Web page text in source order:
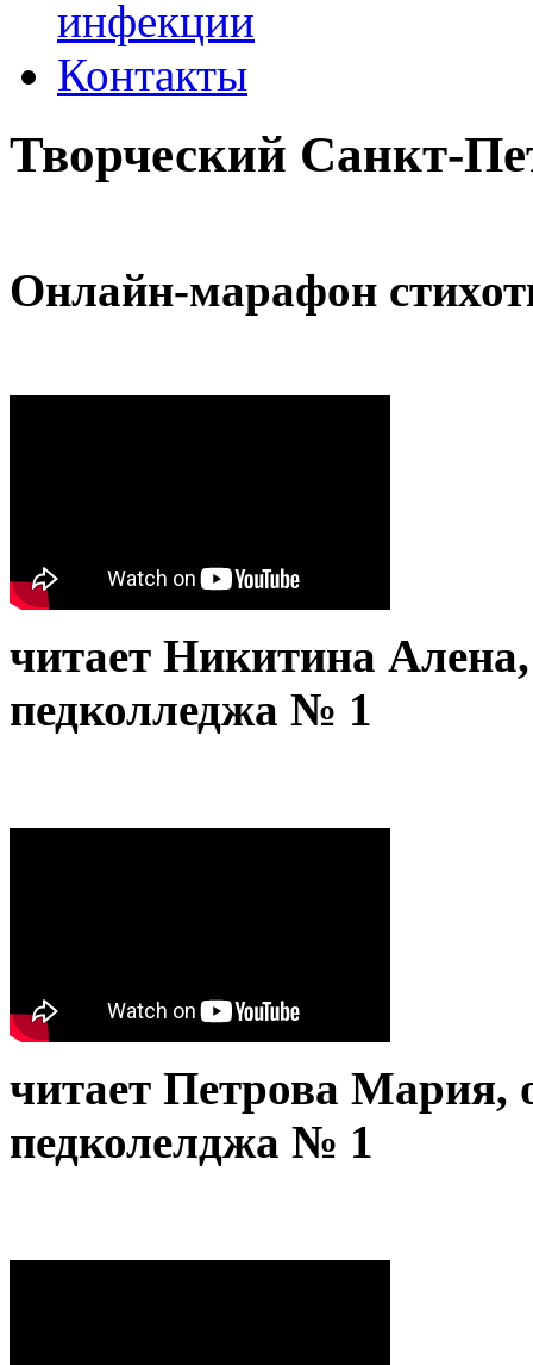
инфекции
Контакты
Творческий Санкт-
Онлайн-марафон
читает Никитина
педколледжа № 1
читает Петрова Мария,
педколелджа № 1